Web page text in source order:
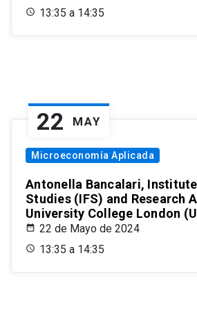
13:35 a 14:35
22 MAY
Microeconomía Aplicada
Antonella Bancalari,
Studies (IFS) and Research
University College London
22 de Mayo de 2024
13:35 a 14:35